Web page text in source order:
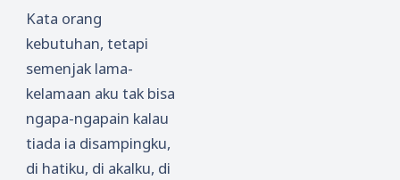
Kata orang
kebutuhan, tetapi
semenjak lama-
kelamaan aku tak bisa
ngapa-ngapain kalau
tiada ia disampingku,
di hatiku, di akalku, di